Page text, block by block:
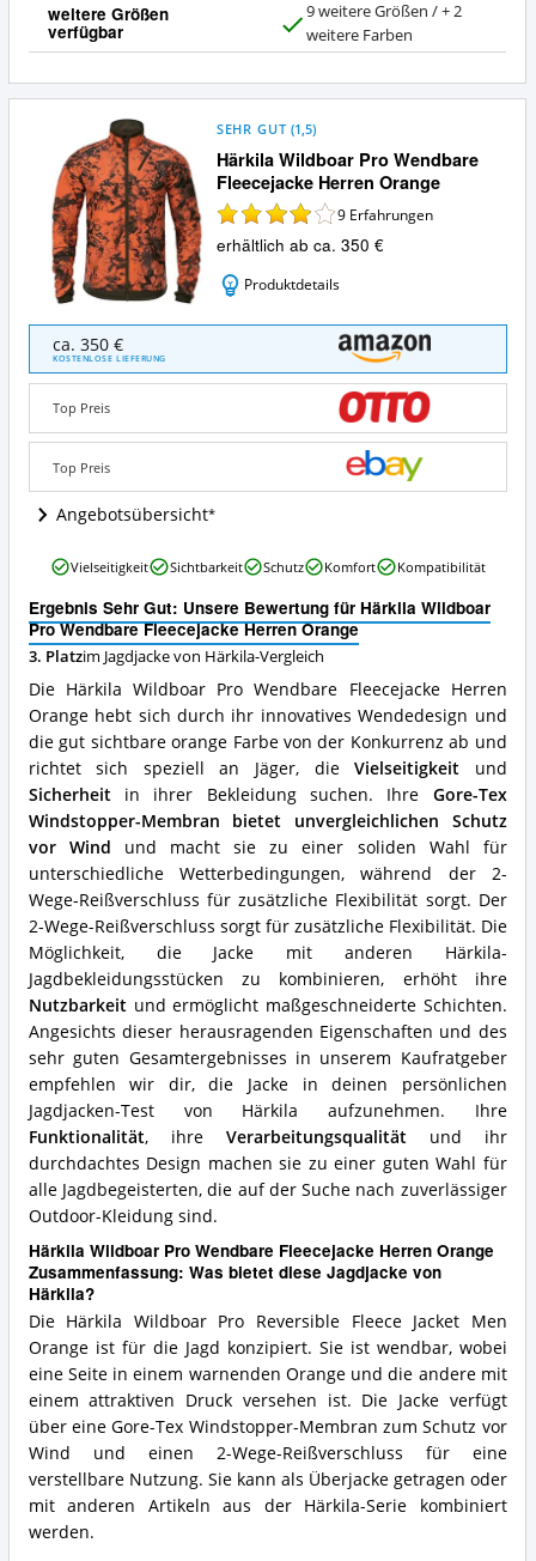
weitere Größen
verfügbar
a
9 weitere Größen / + 2
weitere Farben
Härkila Wildboar Pro Wendbare
Fleecejacke Herren Orange
SEHR GUT (1,5)
9 Erfahrungen
erhältlich ab ca. 350 €
Produktdetails
Wildboar
Pro
Wendbare
Fleecejacke
Herren
Orange
Angebote:
Wo
ist
Jagdjacke
Härkila
erhältlich?
ca. 350 €
KOSTENLOSE LIEFERUNG
Top Preis
Top Preis
Angebotsübersicht
Ergebnis Sehr Gut: Unsere Bewertung für Härkila Wildboar
Pro Wendbare Fleecejacke Herren Orange
3. Platzim Jagdjacke von Härkila-Vergleich
Die Härkila Wildboar Pro Wendbare Fleecejacke Herren
Orange hebt sich durch ihr innovatives Wendedesign und
die gut sichtbare orange Farbe von der Konkurrenz ab und
richtet sich speziell an Jäger, dieVielseitigkeit und
Sicherheit in ihrer Bekleidung suchen. Ihre Gore-Tex
Windstopper-Membran bietet unvergleichlichen Schutz
vor Wind und macht sie zu einer soliden Wahl für
unterschiedliche Wetterbedingungen, während der 2-
Wege-Reißverschluss für zusätzliche Flexibilität sorgt. Der
2-Wege-Reißverschluss sorgt für zusätzliche Flexibilität. Die
Möglichkeit, die Jacke mit anderen Härkila-
Jagdbekleidungsstücken zu kombinieren, erhöht ihre
Nutzbarkeit und ermöglicht maßgeschneiderte Schichten.
Angesichts dieser herausragenden Eigenschaften und des
sehr guten Gesamtergebnisses in unserem Kaufratgeber
empfehlen wir dir, die Jacke in deinen persönlichen
Jagdjacken-Test von Härkila aufzunehmen. Ihre
Funktionalität, ihre Verarbeitungsqualität und ihr
durchdachtes Design machen sie zu einer guten Wahl für
alle Jagdbegeisterten, die auf der Suche nach zuverlässiger
Outdoor-Kleidung sind.
Härkila Wildboar Pro Wendbare Fleecejacke Herren Orange
Zusammenfassung: Was bietet diese Jagdjacke von
Härkila?
Die Härkila Wildboar Pro Reversible Fleece Jacket Men
Orange ist für die Jagd konzipiert. Sie ist wendbar, wobei
eine Seite in einem warnenden Orange und die andere mit
einem attraktiven Druck versehen ist. Die Jacke verfügt
über eine Gore-Tex Windstopper-Membran zum Schutz vor
Wind und einen 2-Wege-Reißverschluss für eine
verstellbare Nutzung. Sie kann als Überjacke getragen oder
mit anderen Artikeln aus der Härkila-Serie kombiniert
werden.
Härkila
Wildboar
Pro
Wendbare
Fleecejacke
Herren
Orange
Vorteile:
Was
spricht
für
diese
Jagdjacke
von
Härkila?
Vielseitigkeit Sichtbarkeit Schutz Komfort Kompatibilität